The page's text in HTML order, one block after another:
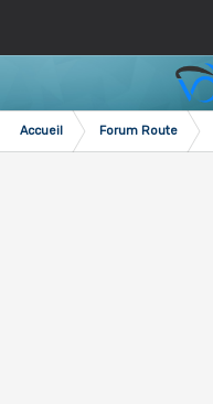
Accueil Forum Route